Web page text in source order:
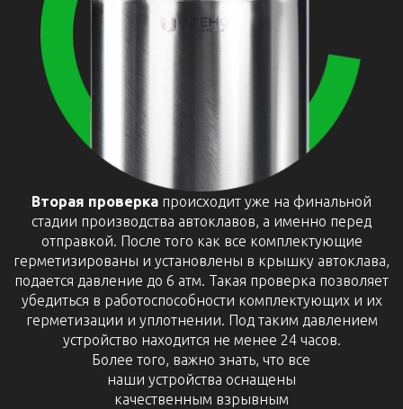
Вторая проверка происходит уже на финальной
стадии производства автоклавов, а именно перед
отправкой. После того как все комплектующие
герметизированы и установлены в крышку автоклава,
подается давление до 6 атм. Такая проверка позволяет
убедиться в работоспособности комплектующих и их
герметизации и уплотнении. Под таким давлением
устройство находится не менее 24 часов.
Более того, важно знать, что все
наши устройства оснащены
качественным взрывным